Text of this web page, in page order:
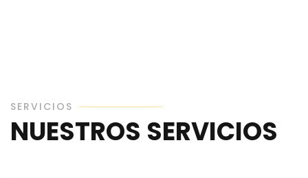
SERVICIOS
NUESTROS SERVICIOS